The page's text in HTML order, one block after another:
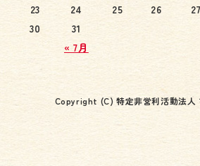
« 7月
23
24 25 26 27
30
31
Copyright (C) 特定非営利活動法人